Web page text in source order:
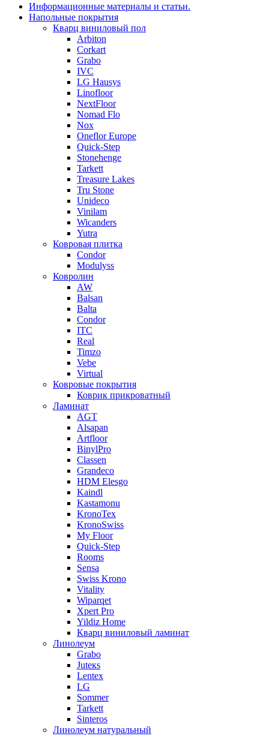
Информационные материалы и статьи.
Напольные покрытия
Кварц виниловый пол
Arbiton
Corkart
Grabo
IVC
LG Hausys
Linofloor
NextFloor
Nomad Flo
Nox
Oneflor Europe
Quick-Step
Stonehenge
Tarkett
Treasure Lakes
Tru Stone
Unideco
Vinilam
Wicanders
Yutra
Ковровая плитка
Condor
Modulyss
Ковролин
AW
Balsan
Balta
Condor
ITC
Real
Timzo
Vebe
Virtual
Ковровые покрытия
Коврик прикроватный
Ламинат
AGT
Alsapan
Artfloor
BinylPro
Classen
Grandeco
HDM Elesgo
Kaindl
Kastamonu
KronoTex
KronoSwiss
My Floor
Quick-Step
Rooms
Sensa
Swiss Krono
Vitality
Wiparqet
Xpert Pro
Yildiz Home
Кварц виниловый ламинат
Линолеум
Grabo
Juteкs
Lentex
LG
Sommer
Tarkett
Sinteros
Линолеум натуральный